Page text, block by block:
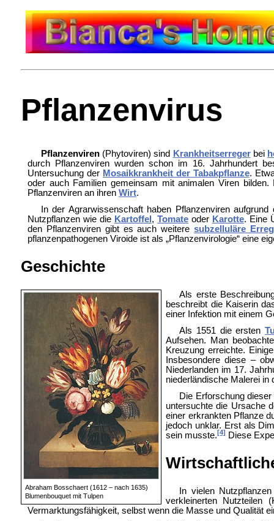
Pflanzenvirus
Pflanzenviren(Phytoviren) sind Krankheitserregerbei
durch Pflanzenviren wurden schon im 16. Jahrhundert
Untersuchung der Mosaikkrankheit der Tabakpflanze.
oder auch Familien gemeinsam mit animalen Viren
Pflanzenviren an ihren Wirt.
In der Agrarwissenschaft haben Pflanzenviren
Nutzpflanzen wie die Kartoffel , Tomateoder Karotte. Eine
den Pflanzenviren gibt es auch weiteresubzelluläre
pflanzenpathogenen Viroide ist als „Pflanzenvirologie“ eine
Geschichte
Abraham Bosschaert (1612 – nach 1635)
Blumenbouquet mit Tulpen
Als erste
beschreibt die Kaiserin
einer Infektion mit einem
Als 1551 die ersten
Aufsehen. Man
Kreuzung erreichte.
Insbesondere diese –
Niederlanden im 17.
niederländische Malerei in
Die Erforschung
untersuchte die Ursache
einer erkrankten Pflanze
jedoch unklar. Erst als
sein musste.[4]Diese
In vielen
verkleinerten Nutzteilen
Vermarktungsfähigkeit, selbst wenn die Masse und Qualität